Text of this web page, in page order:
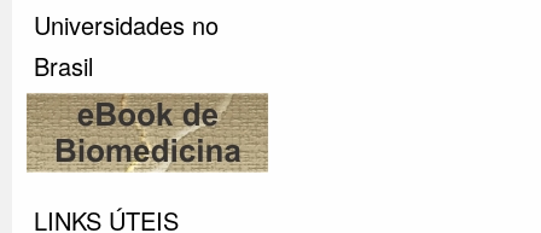
Universidades no
Brasil
LINKS ÚTEIS